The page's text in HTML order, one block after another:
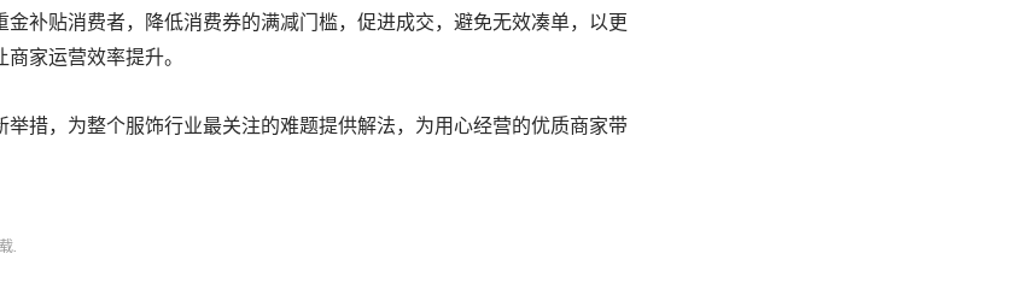
金补贴消费者，降低消费券的满减门槛，促进成交，避免无效凑单，以更
家运营效率提升。
举措，为整个服饰行业最关注的难题提供解法，为用心经营的优质商家带
.